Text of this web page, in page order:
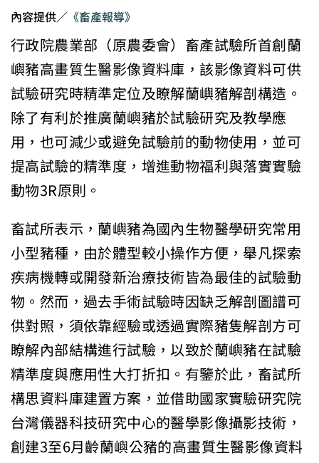
內容提供／《畜產報導》
行政院農業部（原農委會）畜產試驗所首創蘭
嶼豬高畫質生醫影像資料庫，該影像資料可供
試驗研究時精準定位及瞭解蘭嶼豬解剖構造。
除了有利於推廣蘭嶼豬於試驗研究及教學應
用，也可減少或避免試驗前的動物使用，並可
提高試驗的精準度，增進動物福利與落實實驗
動物3R原則。
畜試所表示，蘭嶼豬為國內生物醫學研究常用
小型豬種，由於體型較小操作方便，舉凡探索
疾病機轉或開發新治療技術皆為最佳的試驗動
物。然而，過去手術試驗時因缺乏解剖圖譜可
供對照，須依靠經驗或透過實際豬隻解剖方可
瞭解內部結構進行試驗，以致於蘭嶼豬在試驗
精準度與應用性大打折扣。有鑒於此，畜試所
構思資料庫建置方案，並借助國家實驗研究院
台灣儀器科技研究中心的醫學影像攝影技術，
創建3至6月齡蘭嶼公豬的高畫質生醫影像資料